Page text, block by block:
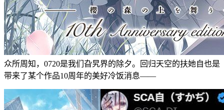
众所周知，0720是我们旮旯界的除夕。回归天空的扶她自也是
带来了某个作品10周年的美好冷饭消息——